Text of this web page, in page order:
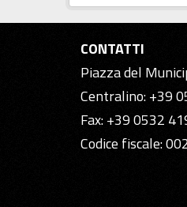
CONTATTI
Piazza del
Centralino: +39
Fax: +39 0532
Codice fiscale: